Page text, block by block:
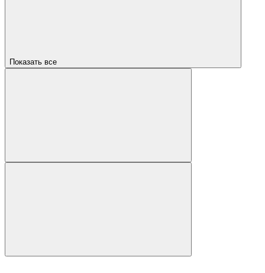
Показать все